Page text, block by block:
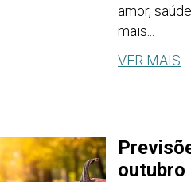
amor,
mais...
VER MAIS
outubro